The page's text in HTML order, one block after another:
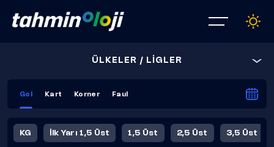
ÜLKELER / LİGLER
Gol Kart Korner Faul
KG İlk Yarı 1,5 Üst 1,5 Üst 2,5 Üst 3,5 Üst